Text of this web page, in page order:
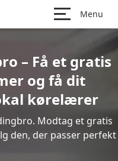
Menu
– Få et gratis
og få dit
kørelærer
Modtag et gratis
den, der passer perfekt